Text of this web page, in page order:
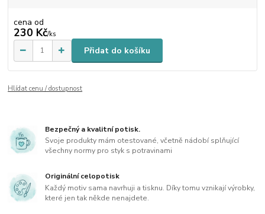
cena od
230 Kč/ks
Přidat do košíku
Hlídat cenu / dostupnost
Bezpečný a kvalitní potisk.
Svoje produkty mám otestované, včetně nádobí splňující
všechny normy pro styk s potravinami
Originální celopotisk
Každý motiv sama navrhuji a tisknu. Díky tomu vznikají výrobky,
které jen tak někde nenajdete.